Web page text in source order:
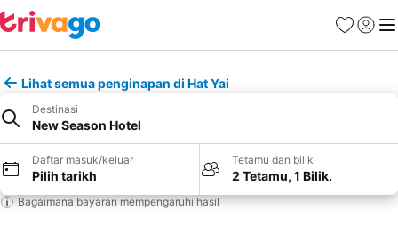
Kegemaran
Daftar
Lihat semua penginapan di Hat Yai
Destinasi
New Season Hotel
Daftar masuk/keluar
Pilih tarikh
Tetamu dan bilik
2 Tetamu, 1 Bilik.
Bagaimana bayaran mempengaruhi hasil